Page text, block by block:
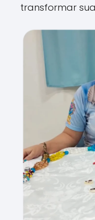
transformar